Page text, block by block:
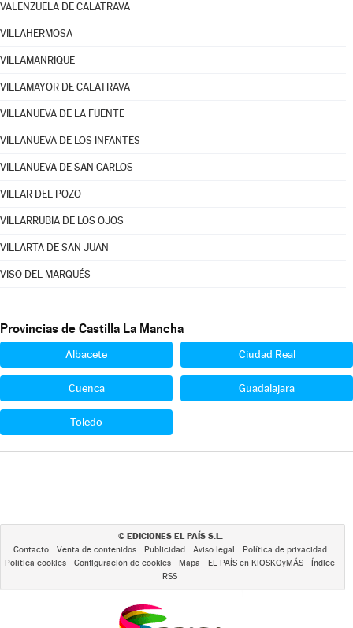
VALENZUELA DE CALATRAVA
VILLAHERMOSA
VILLAMANRIQUE
VILLAMAYOR DE CALATRAVA
VILLANUEVA DE LA FUENTE
VILLANUEVA DE LOS INFANTES
VILLANUEVA DE SAN CARLOS
VILLAR DEL POZO
VILLARRUBIA DE LOS OJOS
VILLARTA DE SAN JUAN
VISO DEL MARQUÉS
Provincias de Castilla La Mancha
Albacete Ciudad Real
Cuenca Guadalajara
Toledo
© EDICIONES EL PAÍS S.L.
Contacto Venta de contenidos Publicidad Aviso legal
Política de privacidad
Política cookies
Configuración de cookies Mapa EL PAÍS en KIOSKOyMÁS
Índice
RSS